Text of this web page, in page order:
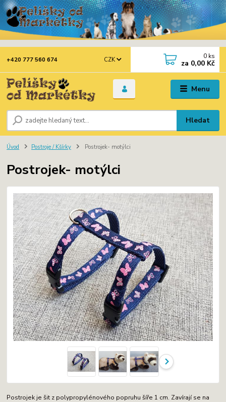
Menu
CZK
Hledat
+420 777 560 674 0 ks
za 0,00 Kč
Úvod Postroje / Kšírky Postrojek- motýlci
Postrojek- motýlci
Postrojek je šit z polypropylénového popruhu šíře 1 cm. Zavírají se na